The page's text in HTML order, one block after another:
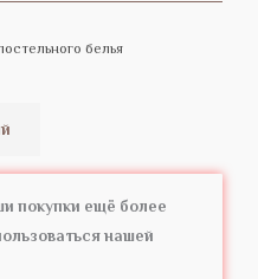
белья
покупки ещё более
нашей